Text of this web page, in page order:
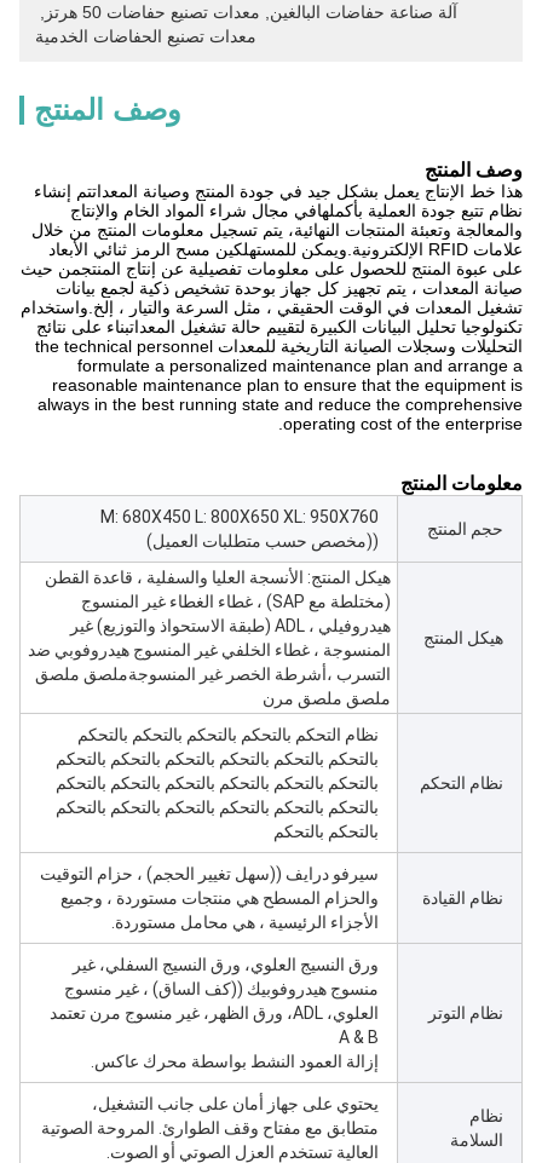
آلة صناعة حفاضات البالغين معدات تصنيع حفاضات 50 هرتز
معدات تصنيع الحفاضات الخدمية
وصف المنتج
وصف المنتج
هذا خط الإنتاج يعمل بشكل جيد في جودة المنتج وصيانة المعداتتم إنشاء
نظام تتبع جودة العملية بأكملهافي مجال شراء المواد الخام والإنتاج
والمعالجة وتعبئة المنتجات النهائية، يتم تسجيل معلومات المنتج من خلال
علامات RFID الإلكترونية.ويمكن للمستهلكين مسح الرمز ثنائي الأبعاد
على عبوة المنتج للحصول على معلومات تفصيلية عن إنتاج المنتجمن حيث
صيانة المعدات ، يتم تجهيز كل جهاز بوحدة تشخيص ذكية لجمع بيانات
تشغيل المعدات في الوقت الحقيقي ، مثل السرعة والتيار ، إلخ.واستخدام
تكنولوجيا تحليل البيانات الكبيرة لتقييم حالة تشغيل المعداتبناء على نتائج
التحليلات وسجلات الصيانة التاريخية للمعدات the technical personnel
formulate a personalized maintenance plan and arrange a
reasonable maintenance plan to ensure that the equipment is
always in the best running state and reduce the comprehensive
operating cost of the enterprise.
معلومات المنتج
حجم المنتج
M: 680X450 L: 800X650 XL: 950X760
((مخصص حسب متطلبات العميل)
هيكل المنتج
هيكل المنتج: الأنسجة العليا والسفلية ، قاعدة القطن
(مختلطة مع SAP) ، غطاء الغطاء غير المنسوج
هيدروفيلي ، ADL (طبقة الاستحواذ والتوزيع) غير
المنسوجة ، غطاء الخلفي غير المنسوج هيدروفوبي ضد
التسرب ،أشرطة الخصر غير المنسوجةملصق ملصق
ملصق ملصق مرن
نظام التحكم
نظام التحكم بالتحكم بالتحكم بالتحكم بالتحكم
بالتحكم بالتحكم بالتحكم بالتحكم بالتحكم بالتحكم
بالتحكم بالتحكم بالتحكم بالتحكم بالتحكم بالتحكم
بالتحكم بالتحكم بالتحكم بالتحكم بالتحكم بالتحكم
بالتحكم بالتحكم
نظام القيادة
سيرفو درايف ((سهل تغيير الحجم) ، حزام التوقيت
والحزام المسطح هي منتجات مستوردة ، وجميع
الأجزاء الرئيسية ، هي محامل مستوردة.
نظام التوتر
ورق النسيج العلوي، ورق النسيج السفلي، غير
منسوج هيدروفوبيك ((كف الساق) ، غير منسوج
العلوي، ADL، ورق الظهر، غير منسوج مرن تعتمد
A & B
إزالة العمود النشط بواسطة محرك عاكس.
نظام
السلامة
يحتوي على جهاز أمان على جانب التشغيل،
متطابق مع مفتاح وقف الطوارئ. المروحة الصوتية
العالية تستخدم العزل الصوتي أو الصوت.